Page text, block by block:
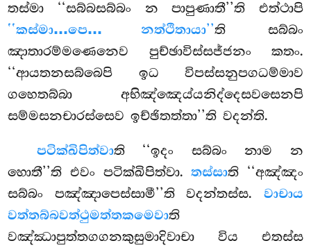
තස්මා ‘‘සබ්බසබ්බං න පාපුණාතී’’ති එත්ථාපි
‘‘කස්මා…පෙ… නත්ථිතායා’’ති සබ්බං
ඤාතාරම්මණෙනෙව පුච්ඡාවිස්සජ්ජනං කතං.
‘‘ආයතනසබ්බෙපි ඉධ විපස්සනුපගධම්මාව
ගහෙතබ්බා අභිඤ්ඤෙය්යනිද්දෙසවසෙනපි
සම්මසනචාරස්සෙව ඉච්ඡිතත්තා’’ති වදන්ති.
පටික්ඛිපිත්වාති ‘‘ඉදං සබ්බං නාම න
හොතී’’ති එවං පටික්ඛිපිත්වා.තස්සාති ‘‘අඤ්ඤං
සබ්බං පඤ්ඤාපෙස්සාමී’’ති වදන්තස්ස. වාචාය
වත්තබ්බවත්ථුමත්තකමෙවාති
වඤ්ඣාපුත්තගගනකුසුමාදිවාචා විය එතස්ස